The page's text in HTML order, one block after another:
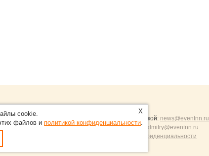
Обращайтесь на портал
С новостями, пресс-релизами и разумной критикой: news@eventnn.ru
По вопросам добавления информации на сайт: dmitry@eventnn.ru
Пользовательское Соглашение и политика конфиденциальности
X
cookie.
файлов и политикой конфиденциальности.